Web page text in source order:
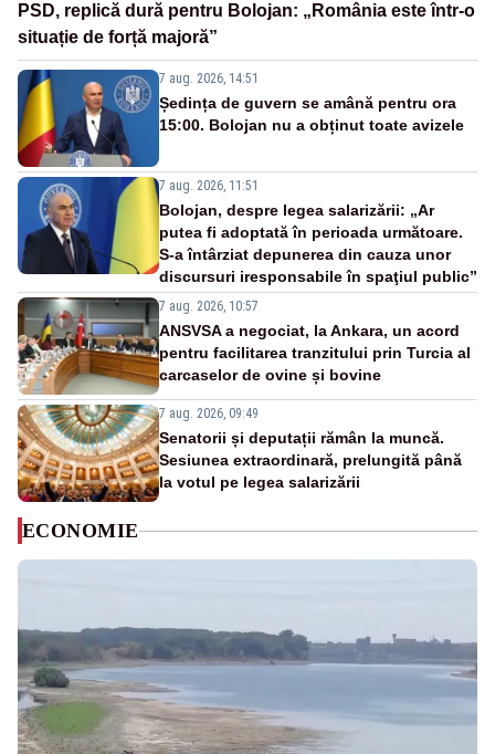
PSD, replică dură pentru Bolojan: „România este într-o
situație de forță majoră”
7 aug. 2026, 14:51
Ședința de guvern se amână pentru ora
15:00. Bolojan nu a obținut toate avizele
7 aug. 2026, 11:51
Bolojan, despre legea salarizării: „Ar
putea fi adoptată în perioada următoare.
S-a întârziat depunerea din cauza unor
discursuri iresponsabile în spaţiul public”
7 aug. 2026, 10:57
ANSVSA a negociat, la Ankara, un acord
pentru facilitarea tranzitului prin Turcia al
carcaselor de ovine și bovine
7 aug. 2026, 09:49
Senatorii și deputații rămân la muncă.
Sesiunea extraordinară, prelungită până
la votul pe legea salarizării
ECONOMIE